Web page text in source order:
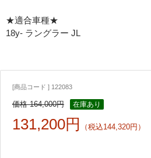
★適合車種★
18y- ラングラー JL
[商品コード ] 122083
価格 164,000円 在庫あり
131,200円 （税込144,320円）